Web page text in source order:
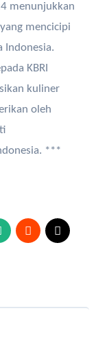
menunjukkan
mencicipi
Indonesia.
KBRI
kuliner
oleh
***